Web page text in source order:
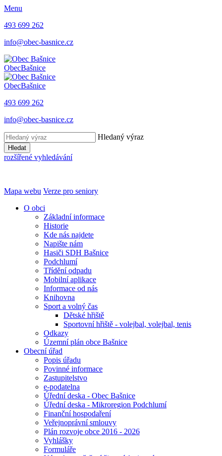
Menu
493 699 262
info@obec-basnice.cz
ObecBašnice
ObecBašnice
493 699 262
info@obec-basnice.cz
Hledaný výraz
Hledat
rozšířené vyhledávání
Mapa webu Verze pro seniory
O obci
Základní informace
Historie
Kde nás najdete
Napište nám
Hasiči SDH Bašnice
Podchlumí
Třídění odpadu
Mobilní aplikace
Informace od nás
Knihovna
Sport a volný čas
Dětské hřiště
Sportovní hřiště - volejbal, volejbal, tenis
Odkazy
Územní plán obce Bašnice
Obecní úřad
Popis úřadu
Povinné informace
Zastupitelstvo
e-podatelna
Úřední deska - Obec Bašnice
Úřední deska - Mikroregion Podchlumí
Finanční hospodaření
Veřejnoprávní smlouvy
Plán rozvoje obce 2016 - 2026
Vyhlášky
Formuláře